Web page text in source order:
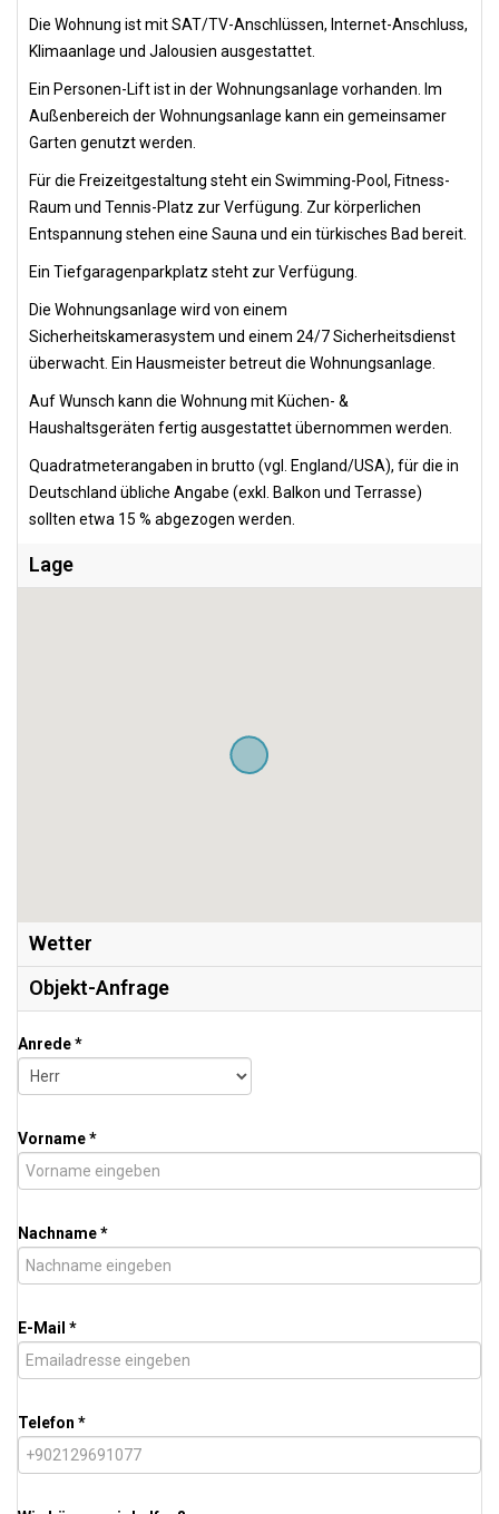
Die Wohnung ist mit SAT/TV-Anschlüssen, Internet-Anschluss,
Klimaanlage und Jalousien ausgestattet.
Ein Personen-Lift ist in der Wohnungsanlage vorhanden. Im
Außenbereich der Wohnungsanlage kann ein gemeinsamer
Garten genutzt werden.
Für die Freizeitgestaltung steht ein Swimming-Pool, Fitness-
Raum und Tennis-Platz zur Verfügung. Zur körperlichen
Entspannung stehen eine Sauna und ein türkisches Bad bereit.
Ein Tiefgaragenparkplatz steht zur Verfügung.
Die Wohnungsanlage wird von einem
Sicherheitskamerasystem und einem 24/7 Sicherheitsdienst
überwacht. Ein Hausmeister betreut die Wohnungsanlage.
Auf Wunsch kann die Wohnung mit Küchen- &
Haushaltsgeräten fertig ausgestattet übernommen werden.
Quadratmeterangaben in brutto (vgl. England/USA), für die in
Deutschland übliche Angabe (exkl. Balkon und Terrasse)
sollten etwa 15 % abgezogen werden.
Lage
Wetter
Objekt-Anfrage
Anrede *
Vorname *
Nachname *
E-Mail *
Telefon *